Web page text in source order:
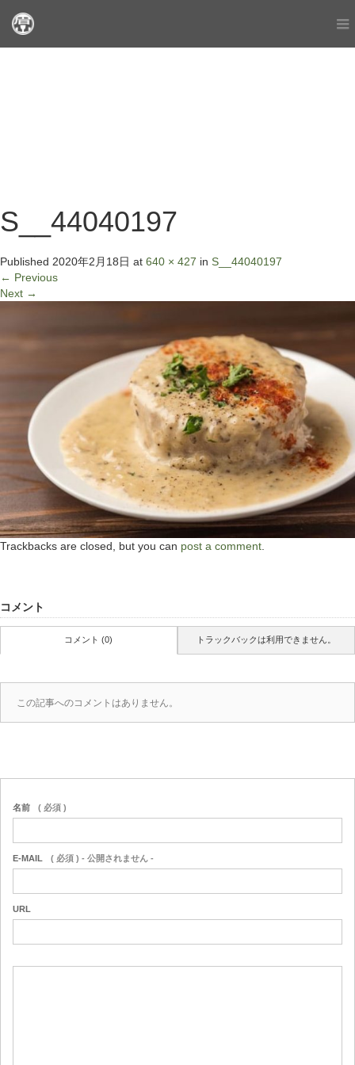
S__44040197
Published 2020年2月18日 at 640 × 427 in S__44040197
← Previous
Next →
Trackbacks are closed, but you can post a comment
コメント
コメント (0) トラックバックは利用できません。
この記事へのコメントはありません。
名前 ( 必須 )
E-MAIL ( 必須 ) - 公開されません -
URL